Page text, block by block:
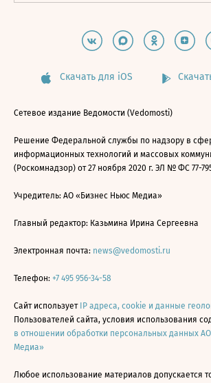
Скачать для iOS
Сетевое издание Ведомости (Vedomosti)
Решение Федеральной службы по надзору в
информационных технологий и массовых
(Роскомнадзор) от 27 ноября 2020 г. ЭЛ № ФС 77-
Учредитель: АО «Бизнес Ньюс Медиа»
Главный редактор: Казьмина Ирина Сергеевна
Электронная почта: news@vedomosti.ru
Телефон: +7 495 956-34-58
Сайт использует IP адреса, cookie и данные
Пользователей сайта, условия использования
в отношении обработки персональных данных
Медиа»
Любое использование материалов допускается